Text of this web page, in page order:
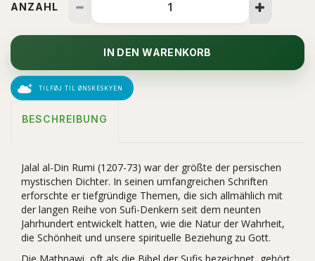
ANZAHL
IN DEN WARENKORB
TILFØJ TIL ØNSKESKYEN
BESCHREIBUNG
Jalal al-Din Rumi (1207-73) war der größte der persischen
mystischen Dichter. In seinen umfangreichen Schriften
erforschte er tiefgründige Themen, die sich allmählich mit
der langen Reihe von Sufi-Denkern seit dem neunten
Jahrhundert entwickelt hatten, wie die Natur der Wahrheit,
die Schönheit und unsere spirituelle Beziehung zu Gott.